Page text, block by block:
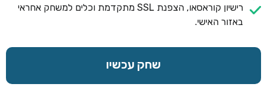
רישיון קוראסאו, הצפנת SSL מתקדמת וכלים למשחק אחראי
באזור האישי.
שחק עכשיו